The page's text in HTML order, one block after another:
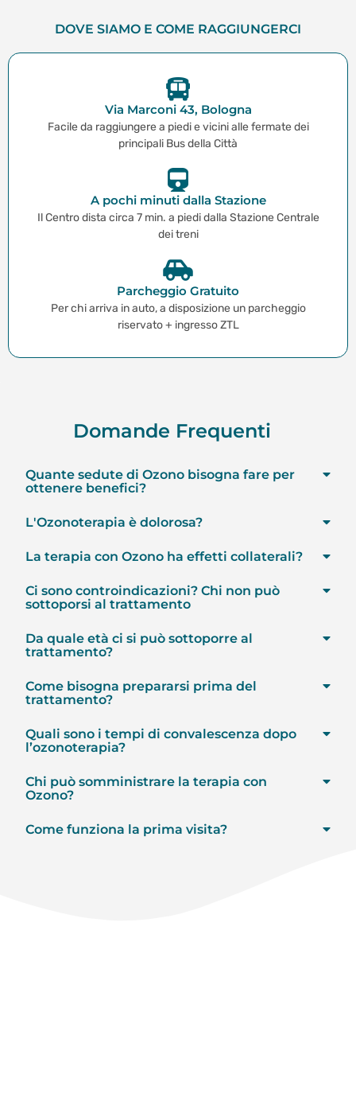
DOVE SIAMO E COME RAGGIUNGERCI
Via Marconi 43, Bologna
Facile da raggiungere a piedi e vicini alle fermate dei
principali Bus della Città
A pochi minuti dalla Stazione
Il Centro dista circa 7 min. a piedi dalla Stazione Centrale
dei treni
Parcheggio Gratuito
Per chi arriva in auto, a disposizione un parcheggio
riservato + ingresso ZTL
Domande Frequenti
Quante sedute di Ozono bisogna fare per
ottenere benefici?
L'Ozonoterapia è dolorosa?
La terapia con Ozono ha effetti collaterali?
Ci sono controindicazioni? Chi non può
sottoporsi al trattamento
Da quale età ci si può sottoporre al
trattamento?
Come bisogna prepararsi prima del
trattamento?
Quali sono i tempi di convalescenza dopo
l’ozonoterapia?
Chi può somministrare la terapia con
Ozono?
Come funziona la prima visita?